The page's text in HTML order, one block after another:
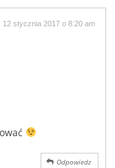
12 stycznia 2017 o 8:20 am
Odpowiedz